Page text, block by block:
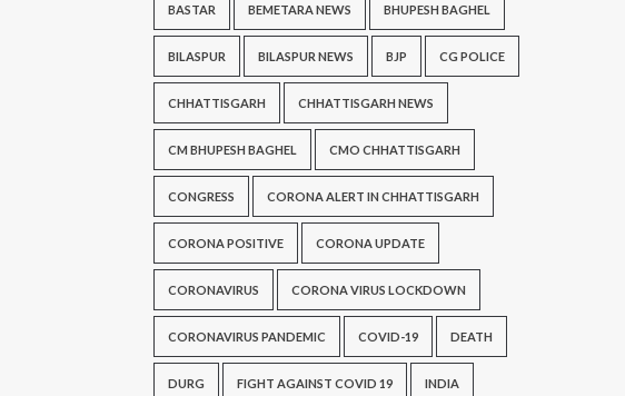
BASTAR BEMETARA NEWS BHUPESH BAGHEL
BILASPUR BILASPUR NEWS BJP CG POLICE
CHHATTISGARH CHHATTISGARH NEWS
CM BHUPESH BAGHEL CMO CHHATTISGARH
CONGRESS CORONA ALERT IN CHHATTISGARH
CORONA POSITIVE CORONA UPDATE
CORONAVIRUS CORONA VIRUS LOCKDOWN
CORONAVIRUS PANDEMIC COVID-19 DEATH
DURG FIGHT AGAINST COVID 19 INDIA